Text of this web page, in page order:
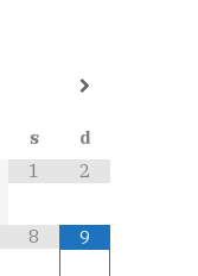
s
d
1
2
8 9